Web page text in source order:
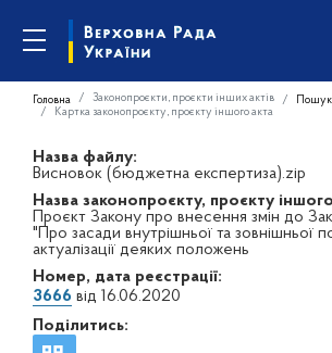
Головна Законопроєкти, проєкти інших актів
Пошук
Картка законопроєкту, проєкту іншого акта
Назва файлу:
Висновок (бюджетна експертиза).zip
Назва законопроєкту, проєкту
Проєкт Закону про внесення змін до
"Про засади внутрішньої та зовнішньої
актуалізації деяких положень
Номер, дата реєстрації:
3666 від 16.06.2020
Поділитись: